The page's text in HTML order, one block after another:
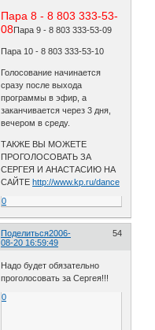
Пара 8 - 8 803 333-53-
08Пара 9 - 8 803 333-53-09
Пара 10 - 8 803 333-53-10
Голосование начинается
сразу после выхода
программы в эфир, а
заканчивается через 3 дня,
вечером в среду.
ТАКЖЕ ВЫ МОЖЕТЕ
ПРОГОЛОСОВАТЬ ЗА
СЕРГЕЯ И АНАСТАСИЮ НА
САЙТЕhttp://www.kp.ru/dance
0
Поделиться 54
2006-
08-20 16:59:49
Надо будет обязательно
проголосовать за Сергея!!!
0